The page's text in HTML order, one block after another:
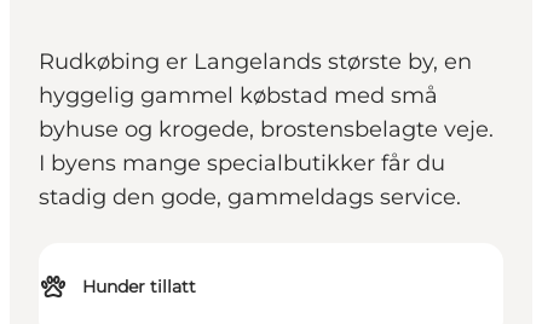
Rudkøbing er Langelands største by, en
hyggelig gammel købstad med små
byhuse og krogede, brostensbelagte veje.
I byens mange specialbutikker får du
stadig den gode, gammeldags service.
Hunder tillatt